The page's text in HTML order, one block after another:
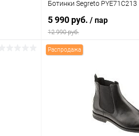
Ботинки Segreto PYE71C213
5 990 руб. / пар
12 990 руб.
Купить в 1 клик
В избранное
Распродажа